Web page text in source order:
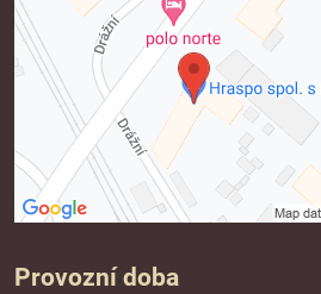
Provozní doba